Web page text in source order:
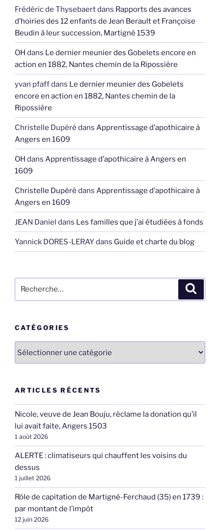
Frédéric de Thysebaertdans Rapports des avances
d’hoiries des 12 enfants de Jean Berault et Françoise
Beudin à leur succession, Martigné 1539
OH dans Le dernier meunier des Gobelets encore en
action en 1882, Nantes chemin de la Ripossière
yvan pfaffdans Le dernier meunier des Gobelets
encore en action en 1882, Nantes chemin de la
Ripossière
Christelle Dupéré dans Apprentissage d’apothicaire à
Angers en 1609
OH dans Apprentissage d’apothicaire à Angers en
1609
Christelle Dupéré dans Apprentissage d’apothicaire à
Angers en 1609
JEAN Daniel dans Les familles que j’ai étudiées à fonds
Yannick DORES-LERAYdans Guide et charte du blog
pour
CATÉGORIES
ARTICLES RÉCENTS
Nicole, veuve de Jean Bouju, réclame la donation qu’il
lui avait faite, Angers 1503
1 août 2026
ALERTE : climatiseurs qui chauffent les voisins du
dessus
1 juillet 2026
Rôle de capitation de Martigné-Ferchaud (35) en 1739 :
par montant de l’impôt
12 juin 2026